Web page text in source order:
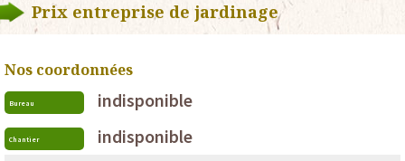
Prix entreprise de jardinage
Nos coordonnées
Bureau indisponible
Chantier indisponible